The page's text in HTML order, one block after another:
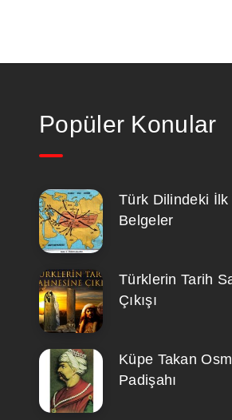
Popüler Konular
Türk Dilindeki İlk
Belgeler
Türklerin Tarih
Çıkışı
Küpe Takan
Padişahı